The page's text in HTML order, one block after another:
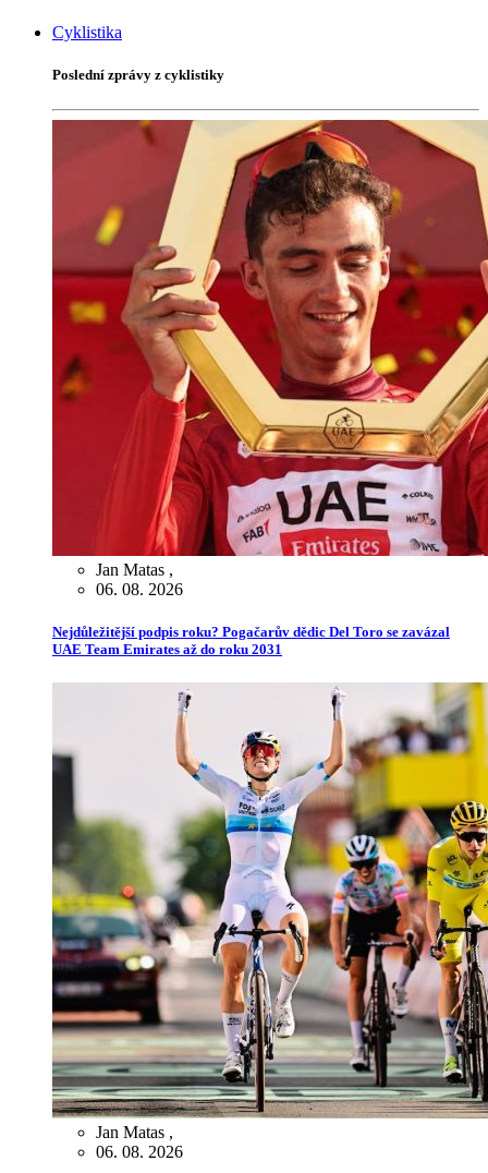
Cyklistika
Poslední zprávy z cyklistiky
Jan Matas ,
06. 08. 2026
Nejdůležitější podpis roku? Pogačarův dědic Del Toro se zavázal
UAE Team Emirates až do roku 2031
Jan Matas ,
06. 08. 2026